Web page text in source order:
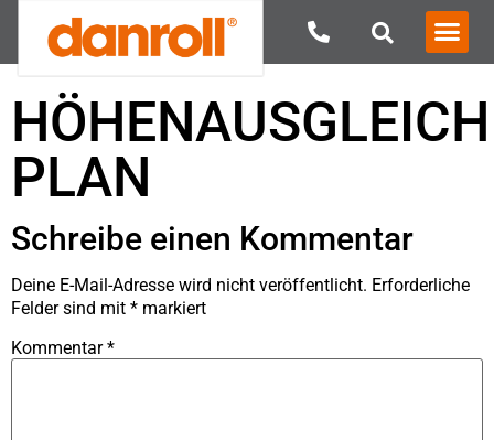
HÖHENAUSGLEICH
PLAN
Schreibe einen Kommentar
Deine E-Mail-Adresse wird nicht veröffentlicht. Erforderliche
Felder sind mit * markiert
Kommentar*